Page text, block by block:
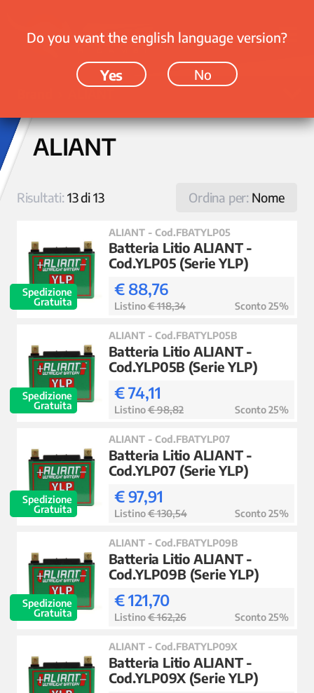
ALIANT
Ordina per: Nome
Risultati:13 di 13
Spedizione
Gratuita
ALIANT - Cod.FBATYLP05
Batteria Litio ALIANT -
Cod.YLP05 (Serie YLP)
€ 88,76
Listino€ 118,34 Sconto 25%
Spedizione
Gratuita
ALIANT - Cod.FBATYLP05B
Batteria Litio ALIANT -
Cod.YLP05B (Serie YLP)
€ 74,11
Listino€ 98,82 Sconto 25%
Spedizione
Gratuita
ALIANT - Cod.FBATYLP07
Batteria Litio ALIANT -
Cod.YLP07 (Serie YLP)
€ 97,91
Listino€ 130,54 Sconto 25%
Spedizione
Gratuita
ALIANT - Cod.FBATYLP09B
Batteria Litio ALIANT -
Cod.YLP09B (Serie YLP)
€ 121,70
Listino€ 162,26 Sconto 25%
ALIANT - Cod.FBATYLP09X
Batteria Litio ALIANT -
Cod.YLP09X (Serie YLP)
Do you want the english language version?
Yes No